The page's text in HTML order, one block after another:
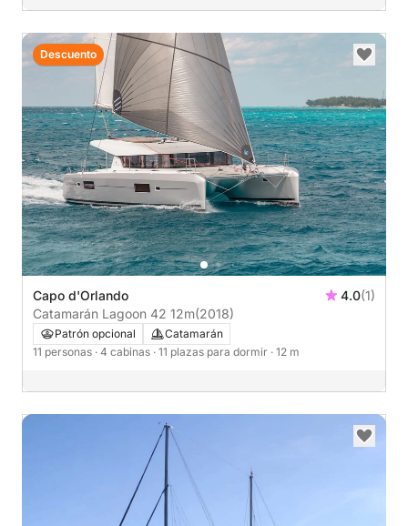
Capo d'Orlando 4.0(1)
Catamarán Lagoon 42 12m(2018)
Patrón opcional
Catamarán
11 personas · 4 cabinas · 11 plazas para dormir · 12 m
Descuento